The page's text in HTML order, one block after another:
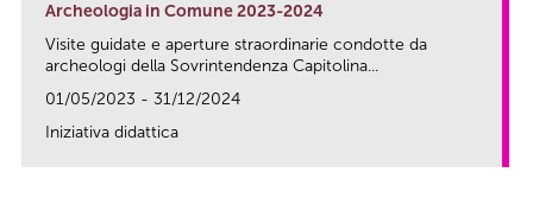
Archeologia in Comune 2023-2024
Visite guidate e aperture straordinarie condotte da
archeologi della Sovrintendenza Capitolina...
01/05/2023 - 31/12/2024
Iniziativa didattica